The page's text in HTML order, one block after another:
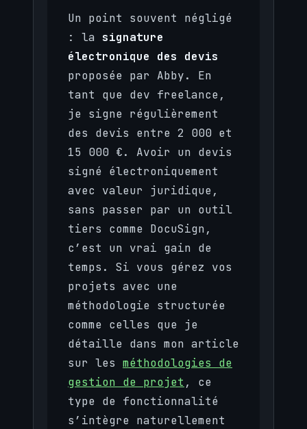
Un point souvent négligé
: la signature
électronique des devis
proposée par Abby. En
tant que dev freelance,
je signe régulièrement
des devis entre 2 000 et
15 000 €. Avoir un devis
signé électroniquement
avec valeur juridique,
sans passer par un outil
tiers comme DocuSign,
c’est un vrai gain de
temps. Si vous gérez vos
projets avec une
méthodologie structurée
comme celles que je
détaille dans mon article
sur les méthodologies de
gestion de projet , ce
type de fonctionnalité
s’intègre naturellement